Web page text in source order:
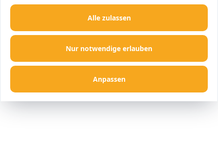
Nur notwendige erlauben
Anpassen
Alle zulassen